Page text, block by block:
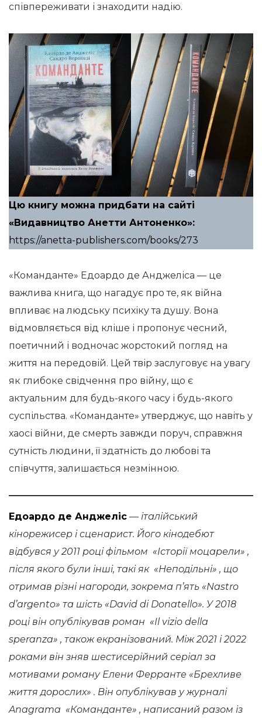
співпереживати і знаходити надію.
Цю книгу можна придбати на сайті
«Видавництво Анетти Антоненко»:
https://anetta-publishers.com/books/273
«Команданте» Едоардо де Анджеліса — це
важлива книга, що нагадує про те, як війна
впливає на людську психіку та душу. Вона
відмовляється від кліше і пропонує чесний,
поетичний і водночас жорстокий погляд на
життя на передовій. Цей твір заслуговує на увагу
як глибоке свідчення про війну, що є
актуальним для будь-якого часу і будь-якого
суспільства. «Команданте» утверджує, що навіть у
хаосі війни, де смерть завжди поруч, справжня
сутність людини, її здатність до любові та
співчуття, залишається незмінною.
Едоардо де Анджеліс — італійський
кінорежисер і сценарист. Його кінодебют
відбувся у 2011 році фільмом «Історії моцарели» ,
після якого були інші, такі як «Неподільні» , що
отримав різні нагороди, зокрема п’ять «Nastro
d’argento» та шість «David di Donatello». У 2018
році він опублікував роман «Il vizio della
speranza» , також екранізований. Між 2021 і 2022
роками він зняв шестисерійний серіал за
мотивами роману Елени Ферранте «Брехливе
життя дорослих» . Він опублікував у журналі
Anagrama «Команданте» , написаний разом із